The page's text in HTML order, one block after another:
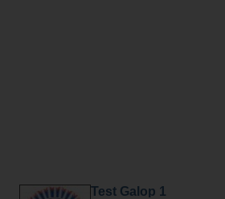
Test Galop 1